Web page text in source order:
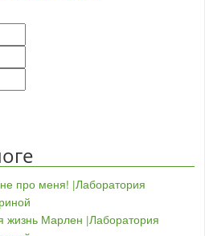
про меня! |Лаборатория
жизнь Марлен |Лаборатория